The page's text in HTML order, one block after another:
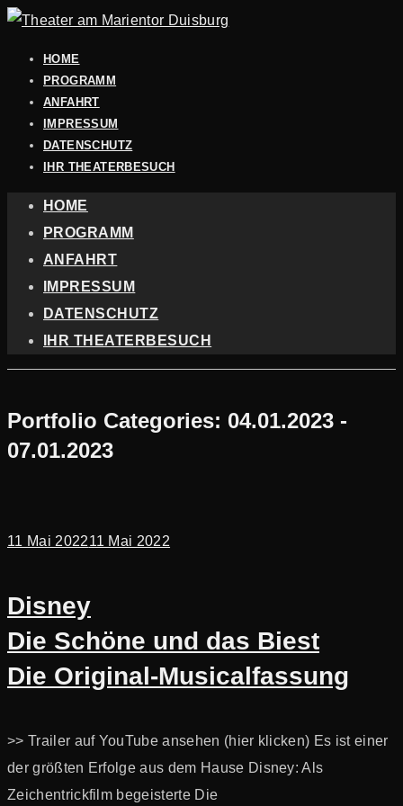
HOME
PROGRAMM
ANFAHRT
IMPRESSUM
DATENSCHUTZ
IHR THEATERBESUCH
HOME
PROGRAMM
ANFAHRT
IMPRESSUM
DATENSCHUTZ
IHR THEATERBESUCH
Portfolio Categories: 04.01.2023 -
07.01.2023
11 Mai 202211 Mai 2022
Disney
Die Schöne und das Biest
Die Original-Musicalfassung
>> Trailer auf YouTube ansehen (hier klicken) Es ist einer
der größten Erfolge aus dem Hause Disney: Als
Zeichentrickfilm begeisterte Die